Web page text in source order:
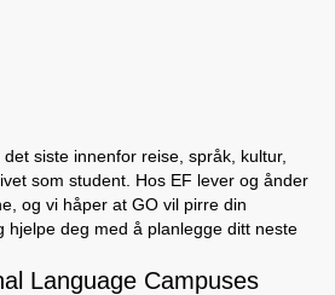
siste innenfor reise, språk, kultur,
som student. Hos EF lever og ånder
og vi håper at GO vil pirre din
hjelpe deg med å planlegge ditt neste
Language Campuses